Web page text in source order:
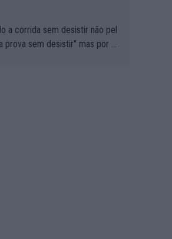
a corrida sem desistir não pel
prova sem desistir" mas por ou